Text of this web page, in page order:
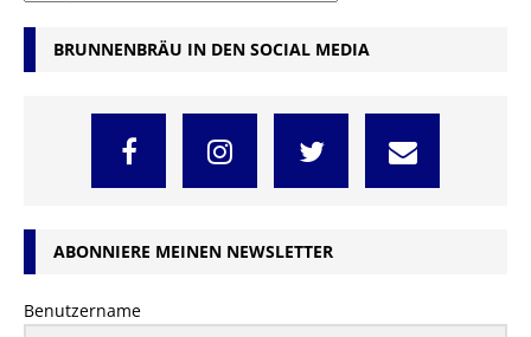
BRUNNENBRÄU IN DEN SOCIAL MEDIA
ABONNIERE MEINEN NEWSLETTER
Benutzername